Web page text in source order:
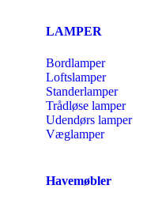
LAMPER
Bordlamper
Loftslamper
Standerlamper
Trådløse lamper
Udendørs lamper
Væglamper
Havemøbler